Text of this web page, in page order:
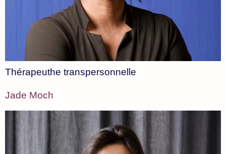
Thérapeuthe transpersonnelle
Jade Moch